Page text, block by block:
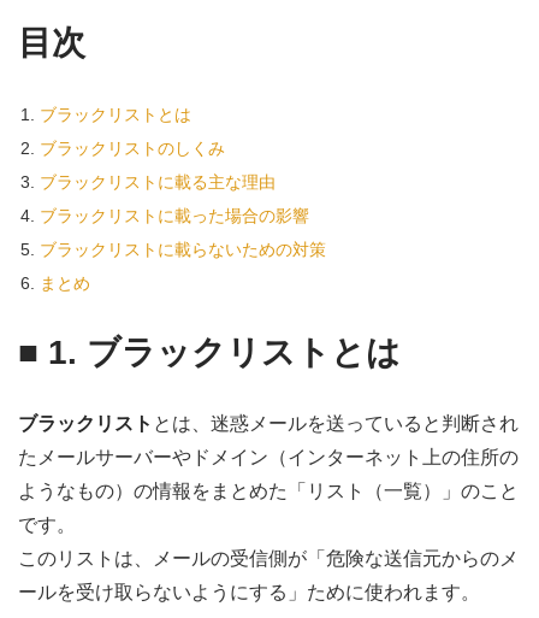
目次
ブラックリストとは
ブラックリストのしくみ
ブラックリストに載る主な理由
ブラックリストに載った場合の影響
ブラックリストに載らないための対策
まとめ
■ 1. ブラックリストとは
ブラックリスト とは、迷惑メールを送っていると判断され
たメールサーバーやドメイン（インターネット上の住所の
ようなもの）の情報をまとめた「リスト（一覧）」のこと
です。
このリストは、メールの受信側が「危険な送信元からのメ
ールを受け取らないようにする」ために使われます。